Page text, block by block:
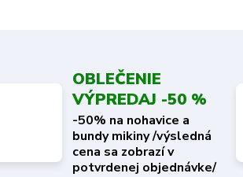
OBLEČENIE
VÝPREDAJ -50 %
-50% na nohavice a
bundy mikiny /výsledná
cena sa zobrazí v
potvrdenej objednávke/